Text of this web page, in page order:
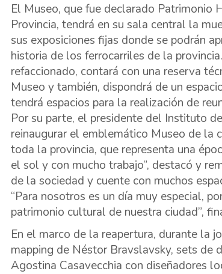
El Museo, que fue declarado
Provincia, tendrá en su sala central la
sus exposiciones fijas donde se podrán
historia de los ferrocarriles de la
refaccionado, contará con una reserva
Museo y también, dispondrá de un
tendrá espacios para la realización de
Por su parte, el presidente del Instituto
reinaugurar el emblemático Museo de la
toda la provincia, que representa una
el sol y con mucho trabajo”, destacó y
de la sociedad y cuente con muchos
“Para nosotros es un día muy especial,
patrimonio cultural de nuestra ciudad”,
En el marco de la reapertura, durante la
mapping de Néstor Bravslavsky, sets de
Agostina Casavecchia con diseñadores